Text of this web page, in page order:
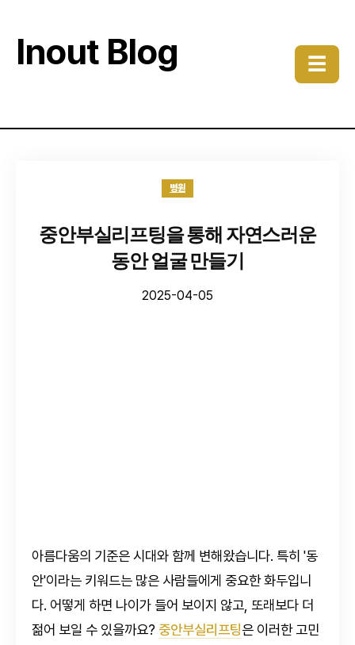
Inout Blog ☰
병원
중안부실리프팅을 통해 자연스러운
동안 얼굴 만들기
2025-04-05
아름다움의 기준은 시대와 함께 변해왔습니다. 특히 '동
안'이라는 키워드는 많은 사람들에게 중요한 화두입니
다. 어떻게 하면 나이가 들어 보이지 않고, 또래보다 더
젊어 보일 수 있을까요? 중안부실리프팅은 이러한 고민